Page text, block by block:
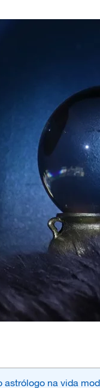
astrólogo na vida